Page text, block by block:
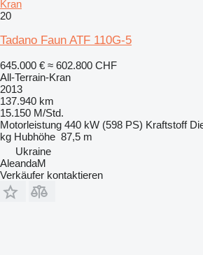
Kran
20
Tadano Faun ATF 110G-5
645.000 € ≈ 602.800 CHF
All-Terrain-Kran
2013
137.940 km
15.150 M/Std.
Motorleistung 440 kW (598 PS) Kraftstoff
kg Hubhöhe 87,5 m
Ukraine
AleandaM
Verkäufer kontaktieren